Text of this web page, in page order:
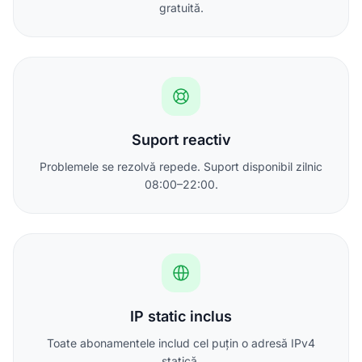
gratuită.
Suport reactiv
Problemele se rezolvă repede. Suport disponibil zilnic
08:00–22:00.
IP static inclus
Toate abonamentele includ cel puțin o adresă IPv4